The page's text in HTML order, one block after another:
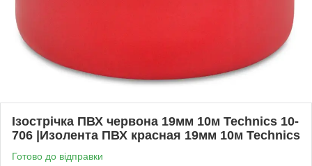
Ізострічка ПВХ червона 19мм 10м Technics 10-
706 |Изолента ПВХ красная 19мм 10м Technics
Готово до відправки